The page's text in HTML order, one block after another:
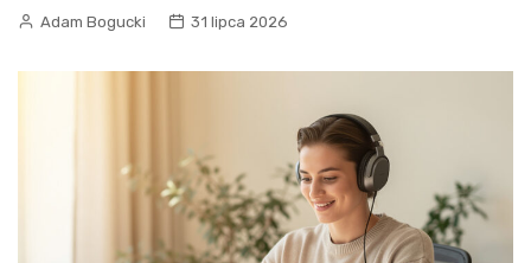
Adam Bogucki 31 lipca 2026